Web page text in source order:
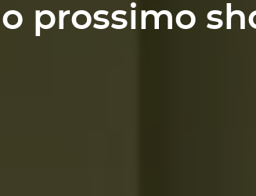
prossimo